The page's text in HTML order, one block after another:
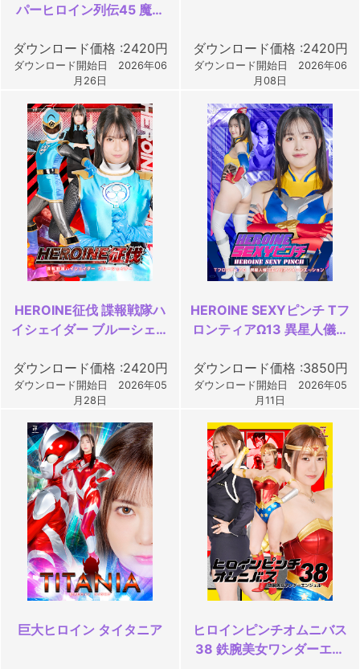
パーヒロイン列伝45 魔討
ダウンロード価格 :2420円
ダウンロード開始日 2026年06
月26日
ダウンロード価格 :2420円
ダウンロード開始日 2026年06
月08日
HEROINE征伐 諜報戦隊ハ
イシェイダー ブルーシェイ
ダウンロード価格 :2420円
ダウンロード開始日 2026年05
月28日
HEROINE SEXYピンチ Tフ
ロンティアΩ13 異星人儀式
ン
ダウンロード価格 :3850円
ダウンロード開始日 2026年05
月11日
巨大ヒロイン タイタニア
ヒロインピンチオムニバス
38 鉄腕美女ワンダーエン